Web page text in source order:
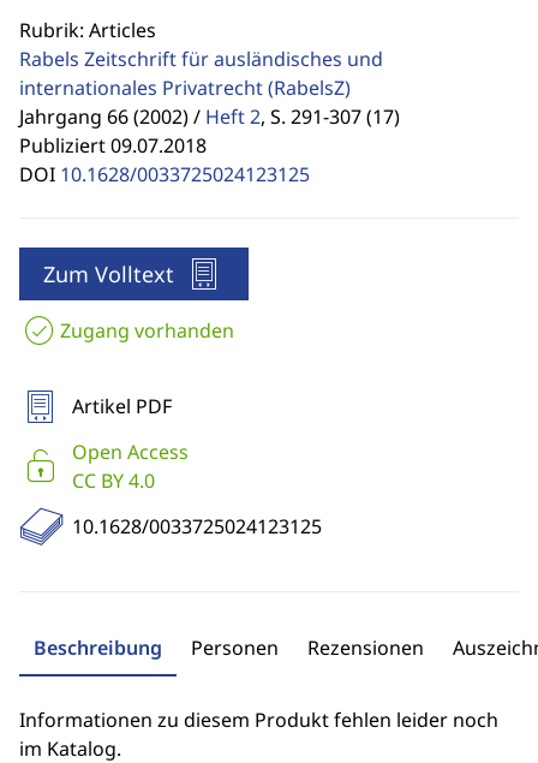
Rubrik: Articles
Rabels Zeitschrift für ausländisches und
internationales Privatrecht(RabelsZ)
Jahrgang 66 (2002) / Heft 2, S. 291-307 (17)
Publiziert 09.07.2018
DOI 10.1628/0033725024123125
Zum Volltext
Zugang vorhanden
Artikel PDF
Open Access
CC BY 4.0
10.1628/0033725024123125
Beschreibung Personen Rezensionen
Informationen zu diesem Produkt fehlen leider noch
im Katalog.